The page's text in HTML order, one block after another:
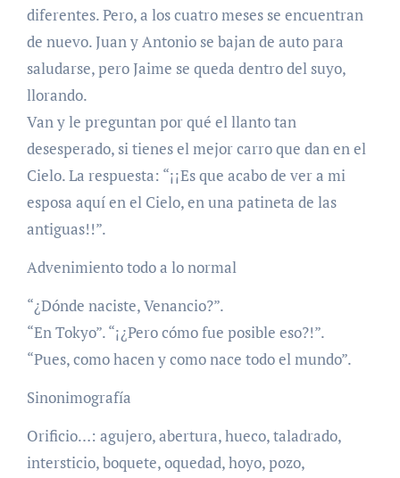
diferentes. Pero, a los cuatro meses se encuentran
de nuevo. Juan y Antonio se bajan de auto para
saludarse, pero Jaime se queda dentro del suyo,
llorando.
Van y le preguntan por qué el llanto tan
desesperado, si tienes el mejor carro que dan en el
Cielo. La respuesta: “¡¡Es que acabo de ver a mi
esposa aquí en el Cielo, en una patineta de las
antiguas!!”.
Advenimiento todo a lo normal
“¿Dónde naciste, Venancio?”.
“En Tokyo”. “¡¿Pero cómo fue posible eso?!”.
“Pues, como hacen y como nace todo el mundo”.
Sinonimografía
Orificio…: agujero, abertura, hueco, taladrado,
intersticio, boquete, oquedad, hoyo, pozo,